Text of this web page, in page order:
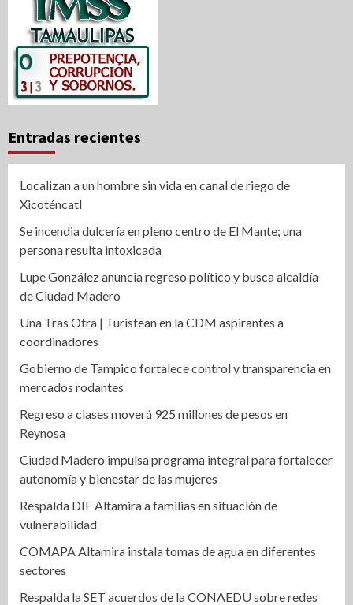
Entradas recientes
Localizan a un hombre sin vida en canal de riego de
Xicoténcatl
Se incendia dulcería en pleno centro de El Mante; una
persona resulta intoxicada
Lupe González anuncia regreso político y busca alcaldía
de Ciudad Madero
Una Tras Otra | Turistean en la CDM aspirantes a
coordinadores
Gobierno de Tampico fortalece control y transparencia en
mercados rodantes
Regreso a clases moverá 925 millones de pesos en
Reynosa
Ciudad Madero impulsa programa integral para fortalecer
autonomía y bienestar de las mujeres
Respalda DIF Altamira a familias en situación de
vulnerabilidad
COMAPA Altamira instala tomas de agua en diferentes
sectores
Respalda la SET acuerdos de la CONAEDU sobre redes